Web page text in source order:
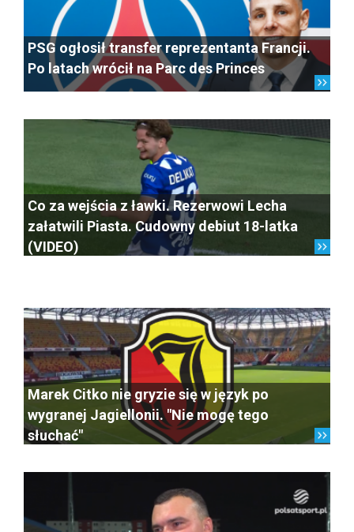
PSG ogłosił transfer reprezentanta Francji.
Po latach wrócił na Parc des Princes
Co za wejścia z ławki. Rezerwowi Lecha
załatwili Piasta. Cudowny debiut 18-latka
(VIDEO)
Marek Citko nie gryzie się w język po
wygranej Jagiellonii. "Nie mogę tego
słuchać"